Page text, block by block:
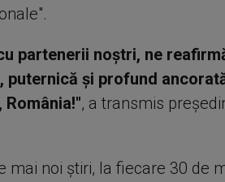
partenerii noştri, ne
puternică şi profund
, a transmis
mai noi știri, la fiecare 30 de